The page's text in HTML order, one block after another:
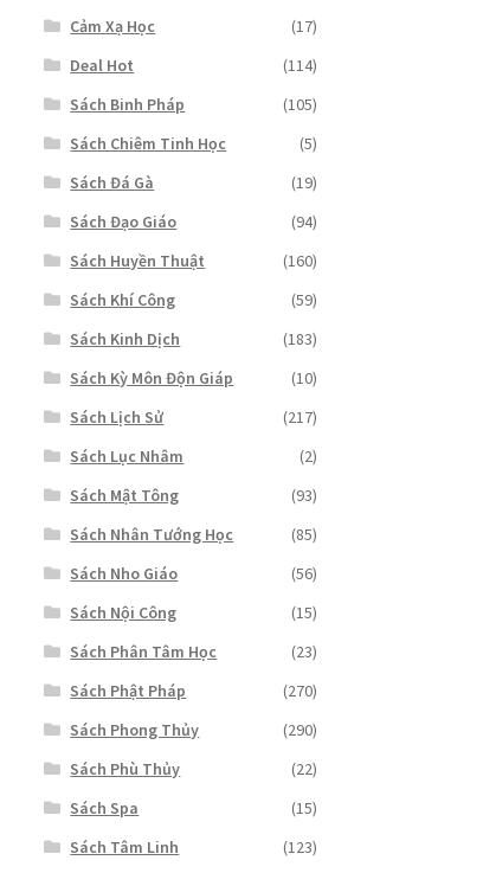
Cảm Xạ Học
(17)
Deal Hot
(114)
Sách Binh Pháp
(105)
Sách Chiêm Tinh Học
(5)
Sách Đá Gà
(19)
Sách Đạo Giáo
(94)
Sách Huyền Thuật
(160)
Sách Khí Công
(59)
Sách Kinh Dịch
(183)
Sách Kỳ Môn Độn Giáp
(10)
Sách Lịch Sử
(217)
Sách Lục Nhâm
(2)
Sách Mật Tông
(93)
Sách Nhân Tướng Học
(85)
Sách Nho Giáo
(56)
Sách Nội Công
(15)
Sách Phân Tâm Học
(23)
Sách Phật Pháp
(270)
Sách Phong Thủy
(290)
Sách Phù Thủy
(22)
Sách Spa
(15)
Sách Tâm Linh
(123)